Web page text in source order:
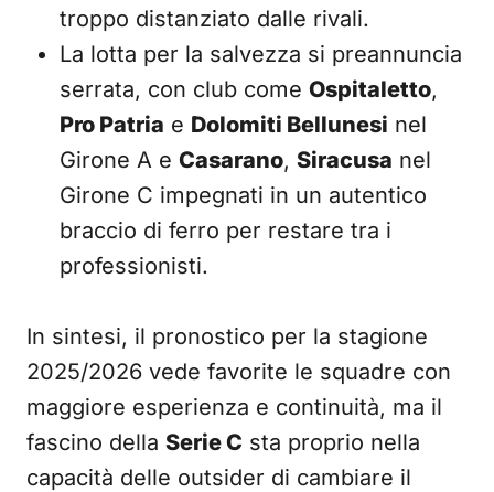
troppo distanziato dalle rivali.
La lotta per la salvezza si preannuncia
serrata, con club come Ospitaletto,
Pro Patria e Dolomiti Bellunesi nel
Girone A e Casarano, Siracusa nel
Girone C impegnati in un autentico
braccio di ferro per restare tra i
professionisti.
In sintesi, il pronostico per la stagione
2025/2026 vede favorite le squadre con
maggiore esperienza e continuità, ma il
fascino della Serie C sta proprio nella
capacità delle outsider di cambiare il